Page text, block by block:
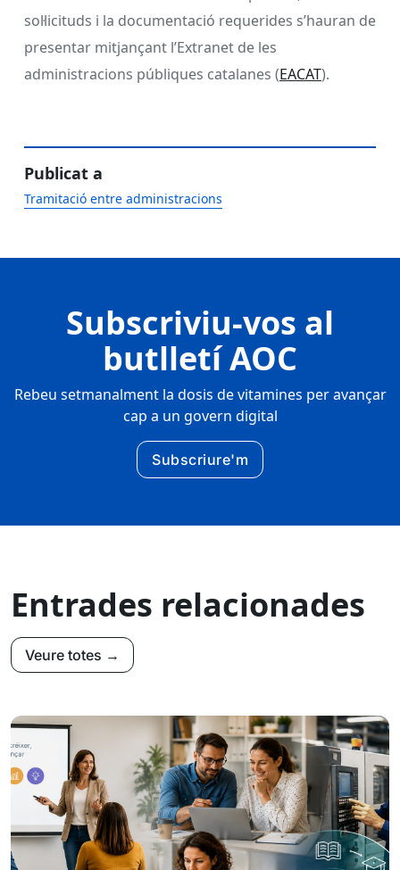
sol·licituds i la documentació requerides s’hauran de
presentar mitjançant l’Extranet de les
administracions públiques catalanes (EACAT).
Publicat a
Tramitació entre administracions
Subscriviu-vos al
butlletí AOC
Rebeu setmanalment la dosis de vitamines per avançar
cap a un govern digital
Subscriure'm
Entrades relacionades
Veure totes →